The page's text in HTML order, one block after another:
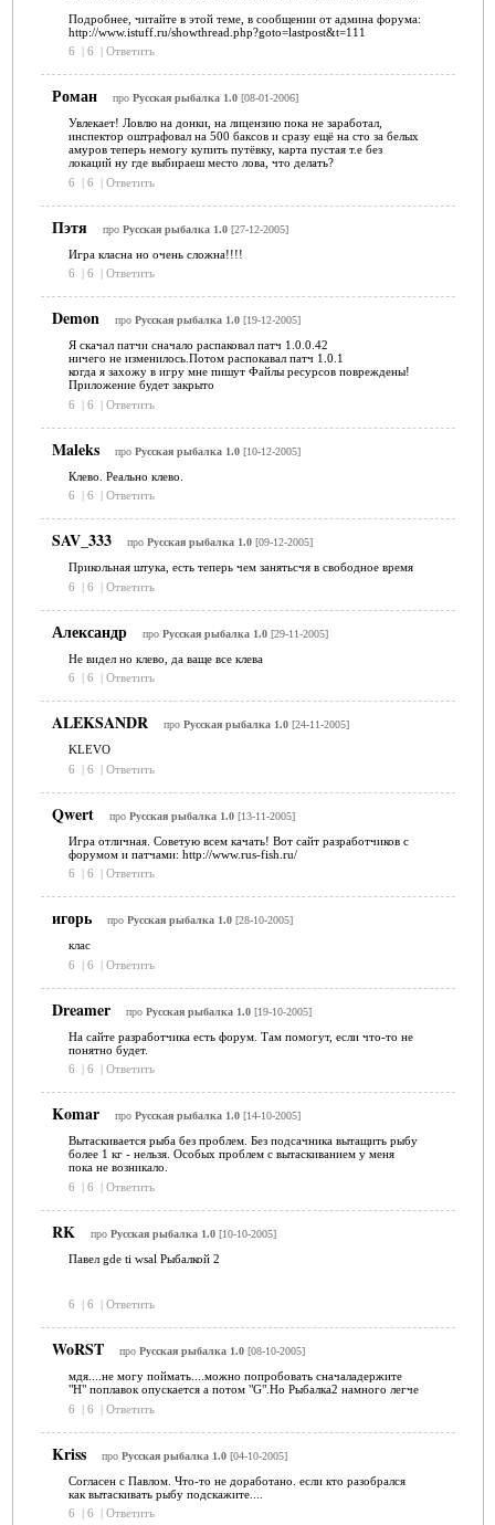
Подробнее, читайте в этой теме, в сообщении от админа форума:
http://www.istuff.ru/showthread.php?goto=lastpost&t=111
6
| 6 | Ответить
Роман про Русская рыбалка 1.0[08-01-2006]
Увлекает! Ловлю на донки, на лицензию пока не заработал,
инспектор оштрафовал на 500 баксов и сразу ещё на сто за белых
амуров теперь немогу купить путёвку, карта пустая т.е без
локаций ну где выбираеш место лова, что делать?
6
| 6 | Ответить
Пэтя про Русская рыбалка 1.0[27-12-2005]
Игра класна но очень сложна!!!!
6
| 6 | Ответить
Demon про Русская рыбалка 1.0[19-12-2005]
Я скачал патчи сначало распаковал патч 1.0.0.42
ничего не изменилось.Потом распокавал патч 1.0.1
когда я захожу в игру мне пишут Файлы ресурсов повреждены!
Приложение будет закрыто
6
| 6 | Ответить
Maleks про Русская рыбалка 1.0[10-12-2005]
Клево. Реально клево.
6
| 6 | Ответить
SAV_333 про Русская рыбалка 1.0[09-12-2005]
Прикольная штука, есть теперь чем занятьсчя в свободное время
6
| 6 | Ответить
Александр про Русская рыбалка 1.0[29-11-2005]
Не видел но клево, да ваще все клева
6
| 6 | Ответить
ALEKSANDR про Русская рыбалка 1.0[24-11-2005]
KLEVO
6
| 6 | Ответить
Qwert про Русская рыбалка 1.0[13-11-2005]
Игра отличная. Советую всем качать! Вот сайт разработчиков с
форумом и патчами: http://www.rus-fish.ru/
6
| 6 | Ответить
игорь про Русская рыбалка 1.0[28-10-2005]
клас
6
| 6 | Ответить
Dreamer про Русская рыбалка 1.0[19-10-2005]
На сайте разработчика есть форум. Там помогут, если что-то не
понятно будет.
6
| 6 | Ответить
Komar про Русская рыбалка 1.0[14-10-2005]
Вытаскивается рыба без проблем. Без подсачника вытащить рыбу
более 1 кг - нельзя. Особых проблем с вытаскиванием у меня
пока не возникало.
6
| 6 | Ответить
RK про Русская рыбалка 1.0[10-10-2005]
Павел gde ti wsal Рыбалкой 2
6 | 6 | Ответить
WoRST про Русская рыбалка 1.0[08-10-2005]
мдя....не могу поймать....можно попробовать сначаладержите
"H" поплавок опускается а потом "G".Но Рыбалка2 намного легче
6
| 6 | Ответить
Kriss про Русская рыбалка 1.0[04-10-2005]
Согласен с Павлом. Что-то не доработано. если кто разобрался
как вытаскивать рыбу подскажите....
6
| 6 | Ответить